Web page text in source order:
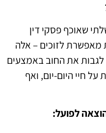
שאוכף פסקי דין
מאפשרת לזוכים – אלה
לגבות את החוב באמצעים
על חיי היום-יום, ואף
לפועל: